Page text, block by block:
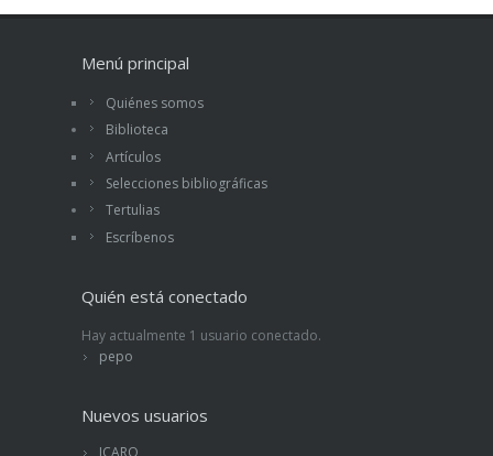
Menú principal
Quiénes somos
Biblioteca
Artículos
Selecciones bibliográficas
Tertulias
Escríbenos
Quién está conectado
Hay actualmente 1 usuario conectado.
pepo
Nuevos usuarios
ICARO